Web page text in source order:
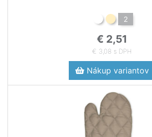
2
€ 2,51
€ 3,08 s DPH
Nákup variantov